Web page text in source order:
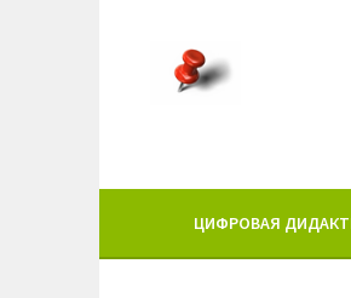
содержимому
ЦИФРОВАЯ